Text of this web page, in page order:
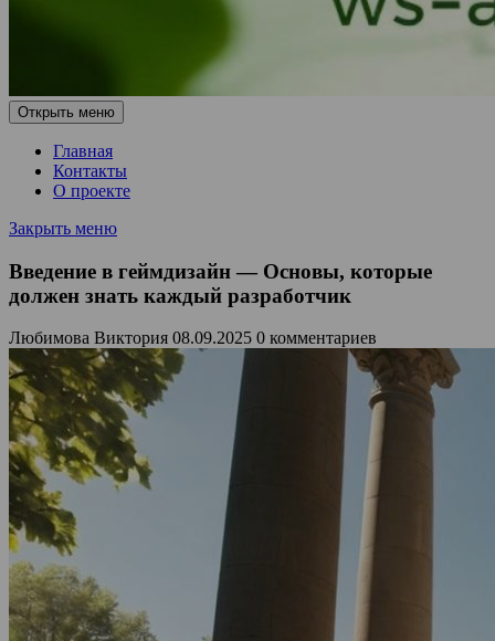
Открыть меню
Главная
Контакты
О проекте
Закрыть меню
Введение в геймдизайн — Основы, которые
должен знать каждый разработчик
Любимова Виктория 08.09.2025 0 комментариев